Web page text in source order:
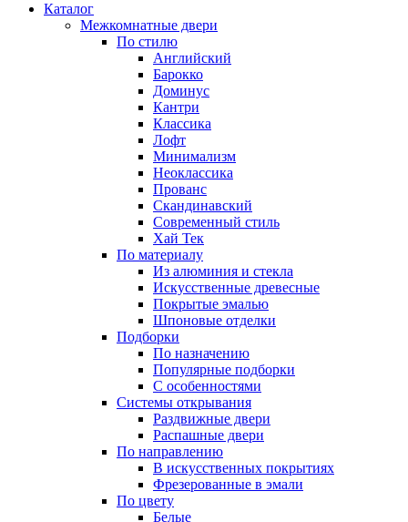
Каталог
Межкомнатные двери
По стилю
Английский
Барокко
Доминус
Кантри
Классика
Лофт
Минимализм
Неоклассика
Прованс
Скандинавский
Современный стиль
Хай Тек
По материалу
Из алюминия и стекла
Искусственные древесные
Покрытые эмалью
Шпоновые отделки
Подборки
По назначению
Популярные подборки
С особенностями
Системы открывания
Раздвижные двери
Распашные двери
По направлению
В искусственных покрытиях
Фрезерованные в эмали
По цвету
Белые